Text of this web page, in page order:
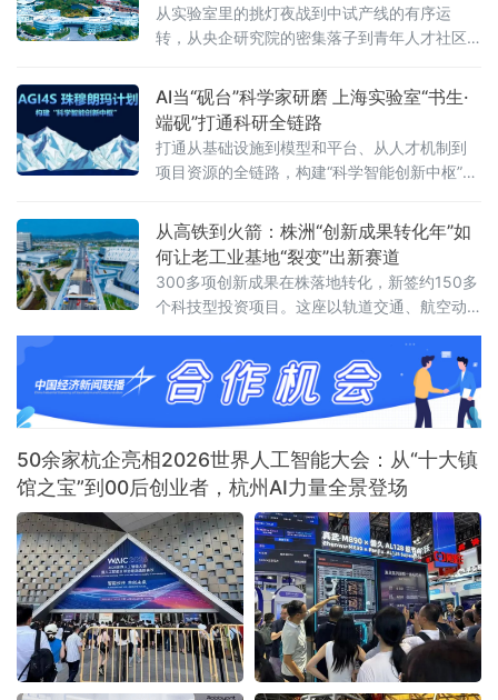
从实验室里的挑灯夜战到中试产线的有序运
转，从央企研究院的密集落子到青年人才社区
科学城，正以“三箭齐发”的产业锐气与“研城、
央城、校城、产城”四融合的发展底气，在“十五
五”开局之年交出一份成色十足的答卷。
AI当“砚台”科学家研磨 上海实验室“书生·
端砚”打通科研全链路
打通从基础设施到模型和平台、从人才机制到
项目资源的全链路，构建“科学智能创新中枢”。
生”平台基础上全面升级。
从高铁到火箭：株洲“创新成果转化年”如
何让老工业基地“裂变”出新赛道
300多项创新成果在株落地转化，新签约150多
个科技型投资项目。这座以轨道交通、航空动
发鲜明。
50余家杭企亮相2026世界人工智能大会：从“十大镇
馆之宝”到00后创业者，杭州AI力量全景登场